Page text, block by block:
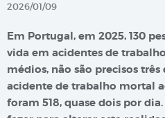
2026/01/09
Em Portugal, em 2025, 130
vida em acidentes de
médios, não são precisos
acidente de trabalho mortal
foram 518, quase dois por